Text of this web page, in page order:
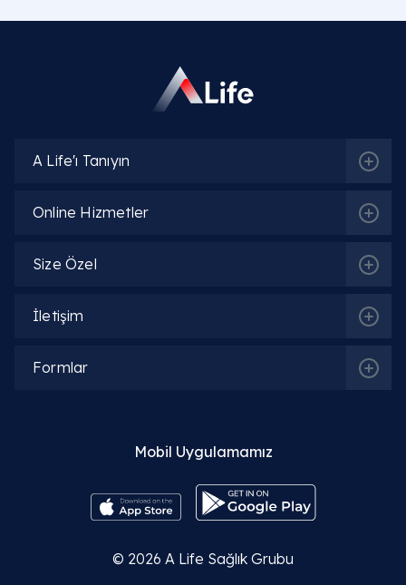
İç Hastalıkları (Dahiliye)
A Life'ı Tanıyın
Online Hizmetler
Size Özel
İletişim
Formlar
Mobil Uygulamamız
© 2026 A Life Sağlık Grubu